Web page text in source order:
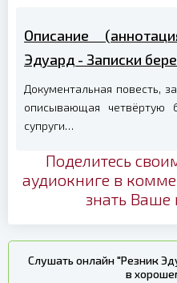
Описание
Эдуард - Записки
Документальная повесть,
описывающая четвёртую
супруги…
Поделитесь
аудиокниге в
знать Ваше
Слушать онлайн "Резник
в